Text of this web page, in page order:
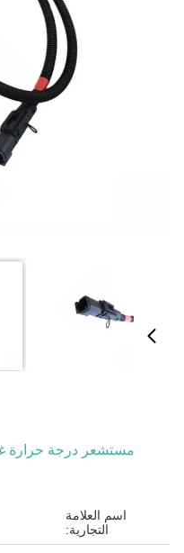
اسم العلامة
التجارية: